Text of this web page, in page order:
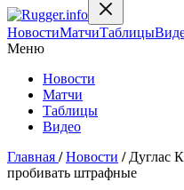
НовостиМатчиТаблицы
Меню
Новости
Матчи
Таблицы
Видео
Главная / Новости / Дуглас
пробивать штрафные